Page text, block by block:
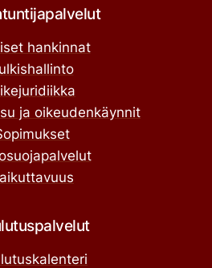
hankinnat
ja oikeudenkäynnit